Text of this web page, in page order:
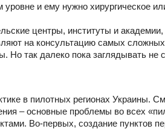
и ему нужно хирургическое
центры, институты и
на консультацию самых
Но так далеко пока заглядывать не
в пилотных регионах Украины.
– основные проблемы во всех
Во-первых, создание пунктов